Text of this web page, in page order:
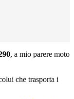
, a mio parere moto
che trasporta i